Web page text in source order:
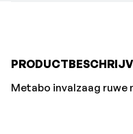
Metabo invalzaag ruwe